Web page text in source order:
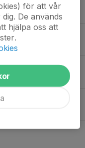
2009 - 2014
för att vår
De används
hjälpa oss att